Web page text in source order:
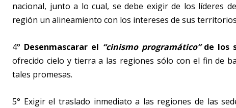
nacional, junto a lo cual, se debe exigir de los líderes
región un alineamiento con los intereses de sus
4° Desenmascarar el “cinismo programático”de los
ofrecido cielo y tierra a las regiones sólo con el fin de
tales promesas.
5° Exigir el traslado inmediato a las regiones de las